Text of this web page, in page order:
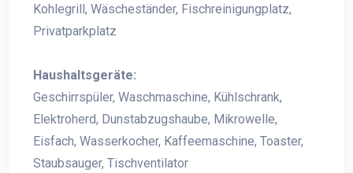
Kohlegrill, Wäscheständer, Fischreinigungplatz,
Privatparkplatz
Haushaltsgeräte:
Geschirrspüler, Waschmaschine, Kühlschrank,
Elektroherd, Dunstabzugshaube, Mikrowelle,
Eisfach, Wasserkocher, Kaffeemaschine, Toaster,
Staubsauger, Tischventilator